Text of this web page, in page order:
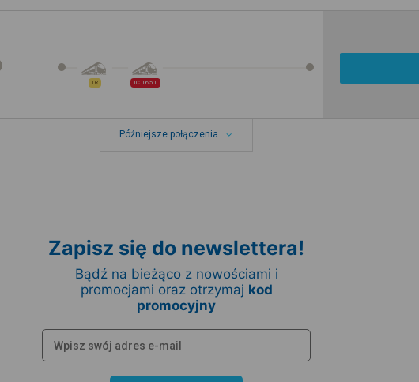
IR IC 1651
Późniejsze połączenia
Zapisz się do newslettera!
Bądź na bieżąco z nowościami i
promocjami oraz otrzymaj kod
promocyjny